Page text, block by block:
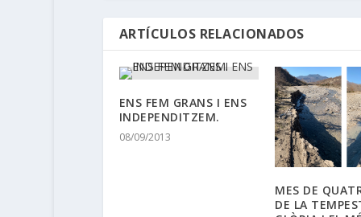
ARTÍCULOS RELACIONADOS
ENS FEM GRANS I ENS
INDEPENDITZEM.
08/09/2013
MES DE
DE LA